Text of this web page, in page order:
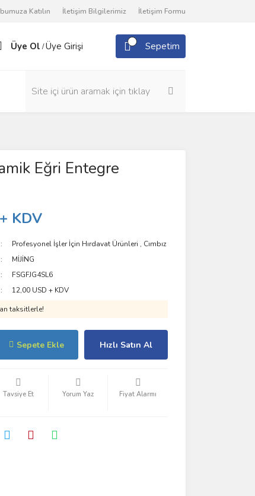
Katılın İletişim Bilgilerimiz İletişim Formu
Üye Ol /Üye Girişi Sepetim
Eğri Entegre
KDV
Profesyonel İşler İçin Hırdavat Ürünleri , Cımbız
MİJİNG
FSGFJG4SL6
12,00 USD + KDV
taksitlerle!
Sepete Ekle Hızlı Satın Al
Tavsiye Et Yorum Yaz Fiyat Alarmı